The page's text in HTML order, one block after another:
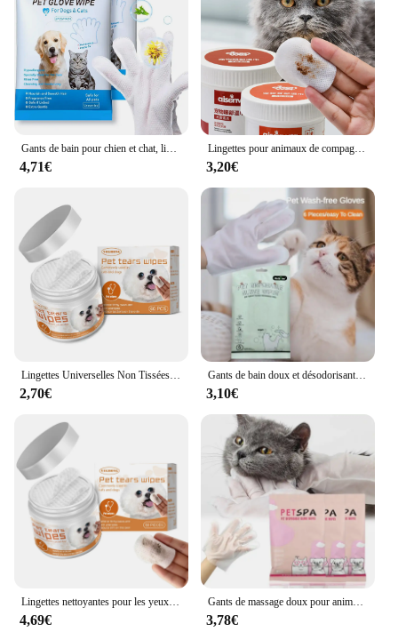
4,71€
Lingettes pour animaux de compagnie pour enlever le cérumen des yeux et des oreilles, dissolvant d'odeurs pour chien et chat, fournitures d'outils de livres de soie de support, D343
3,20€
2,70€
Gants de bain doux et désodorisants pour animaux de compagnie, fournitures de toilettage, livres spéciaux, chien, poulet, 6 pièces
3,10€
4,69€
Gants de massage doux pour animaux de compagnie, chiens et poulets, désodorisation, livres profonds, pas de lingettes de cheville, fournitures de toilettage pour chats, SPA, 6 pièces
3,78€